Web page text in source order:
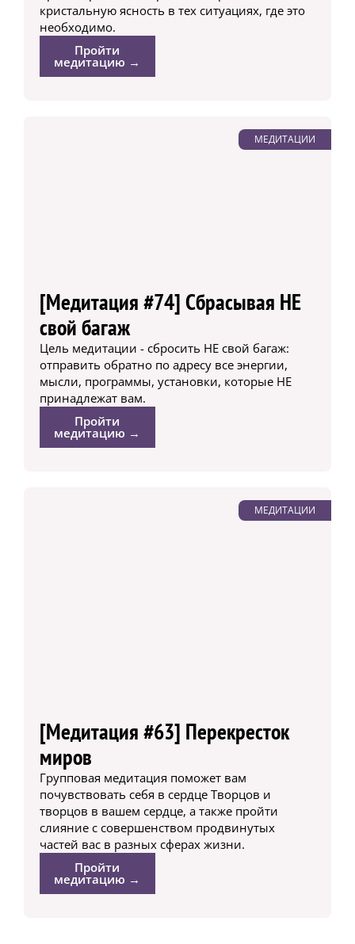
кристальную ясность в тех ситуациях, где это
необходимо.
Пройти
медитацию →
МЕДИТАЦИИ
[Медитация #74] Сбрасывая НЕ
свой багаж
Цель медитации - сбросить НЕ свой багаж:
отправить обратно по адресу все энергии,
мысли, программы, установки, которые НЕ
принадлежат вам.
Пройти
медитацию →
МЕДИТАЦИИ
[Медитация #63] Перекресток
миров
Групповая медитация поможет вам
почувствовать себя в сердце Творцов и
творцов в вашем сердце, а также пройти
слияние с совершенством продвинутых
частей вас в разных сферах жизни.
Пройти
медитацию →